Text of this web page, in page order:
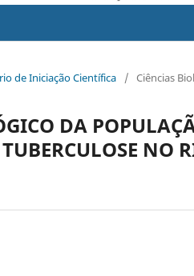
de Iniciação Científica / Ciências
DA
NO